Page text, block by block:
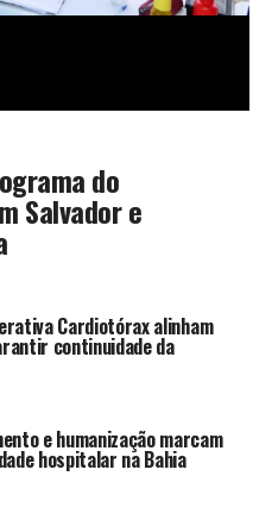
do
Salvador e
Cardiotórax alinham
continuidade da
e humanização marcam
hospitalar na Bahia